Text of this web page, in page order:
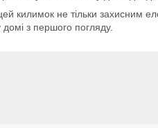
килимок не тільки захисним
з першого погляду.